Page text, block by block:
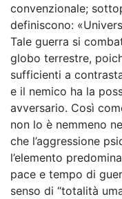
convenzionale;
definiscono:
Tale guerra si
globo terrestre,
sufficienti a
e il nemico ha la
avversario. Così
non lo è nemmeno
che l’aggressione
l’elemento
pace e tempo di
senso di “totalità